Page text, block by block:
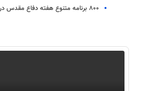
۸۰۰ برنامه متنوع هفته دفاع مقدس در آمل اجرا می‌شود